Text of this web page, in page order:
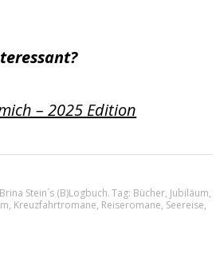
– 2025 Edition
Stein´s (B)Logbuch.Tag: Bücher, Jubiläum,
, Kreuzfahrtromane, Reiseromane, Seereise,